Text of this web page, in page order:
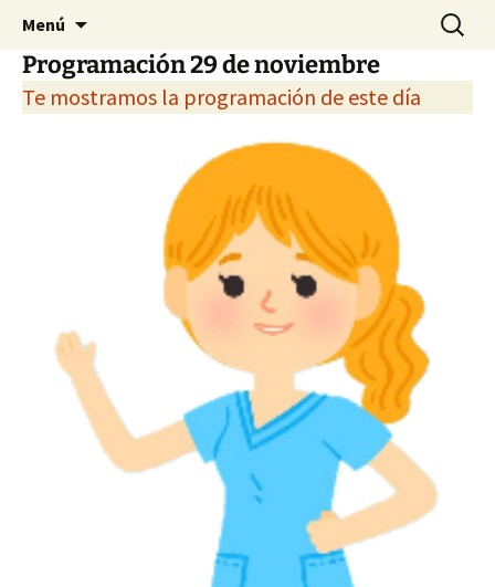
contenido
Forum
Reunión Internacional de Investigación de la
Fundación Index
Menú Buscar:
Programación 29 de noviembre
Te mostramos la programación de este día